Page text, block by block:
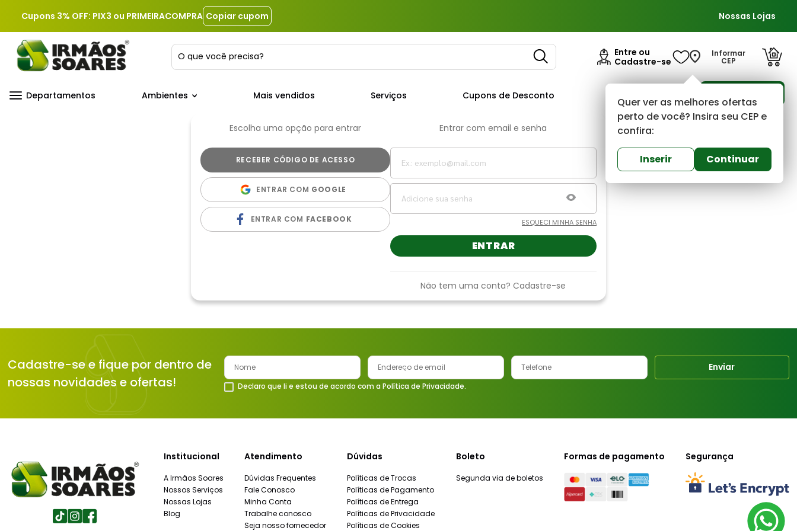
Cupons 3% OFF: PIX3 ou PRIMEIRACOMPRA Copiar cupom Nossas Lojas
O que você precisa?
Entre ou
Cadastre-se
Informar
CEP
Quer ver as melhores ofertas
perto de você? Insira seu CEP e
confira:
Inserir Continuar
Departamentos Ambientes Mais vendidos Serviços Cupons de Desconto
Escolha uma opção para entrar
ENTRAR COM GOOGLE
ENTRAR COM FACEBOOK
Entrar com email e senha
ESQUECI MINHA SENHA
ENTRAR
Não tem uma conta? Cadastre-se
Cadastre-se e fique por dentro de
nossas novidades e ofertas!
Enviar
Declaro que li e estou de acordo com a Política de Privacidade.
Institucional
A Irmãos Soares
Nossos Serviços
Nossas Lojas
Blog
Atendimento
Dúvidas Frequentes
Fale Conosco
Minha Conta
Trabalhe conosco
Seja nosso fornecedor
Dúvidas
Políticas de Trocas
Políticas de Pagamento
Políticas de Entrega
Políticas de Privacidade
Políticas de Cookies
Boleto
Segunda via de boletos
Formas de pagamento Segurança
2º
porcelanato
3º
porta
5º
argamassa
6º
telha
7º
cimento